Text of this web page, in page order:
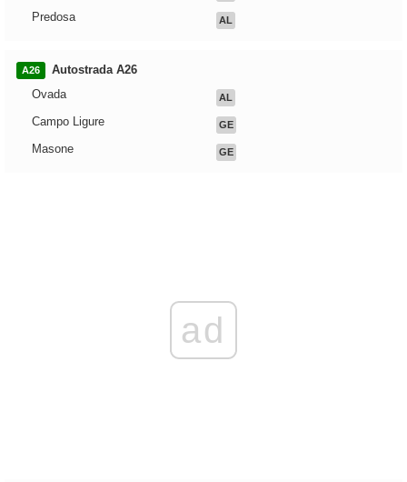
Predosa AL
A26
Autostrada A26
Ovada
AL
Campo Ligure GE
Masone GE
ad